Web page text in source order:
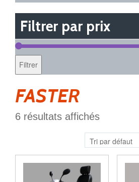
Filtrer par prix
Filtrer
FASTER
6 résultats affichés